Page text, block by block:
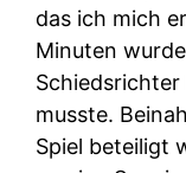
das ich mich
Minuten
musste.
Spiel beteiligt